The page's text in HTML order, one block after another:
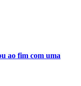
ao fim com uma